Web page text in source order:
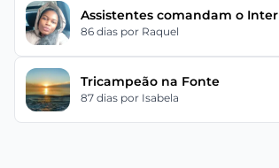
Assistentes comandam o Inter
86 dias por Raquel
Tricampeão na Fonte
87 dias por Isabela